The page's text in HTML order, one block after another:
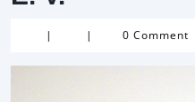
| | 0 Comment